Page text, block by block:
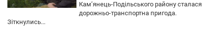
Кам’янець-Подільського району сталася
дорожньо-транспортна пригода.
Зіткнулись...